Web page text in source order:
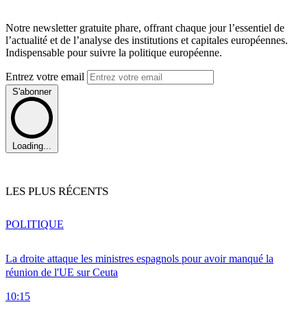
Notre newsletter gratuite phare, offrant chaque jour l’essentiel de
l’actualité et de l’analyse des institutions et capitales européennes.
Indispensable pour suivre la politique européenne.
Entrez votre email
S'abonner
Loading...
LES PLUS RÉCENTS
La droite attaque les ministres espagnols pour avoir manqué la
réunion de l'UE sur Ceuta
10:15
POLITIQUE